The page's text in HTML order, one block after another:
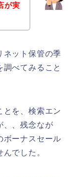
が実
ネット保管の季
べてみること
とを、検索エン
、、残念なが
ボーナスセール
でした。